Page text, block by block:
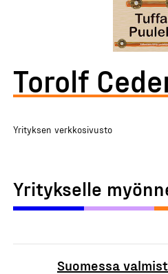
Torolf
Yrityksen verkkosivusto
Yritykselle
Suomessa